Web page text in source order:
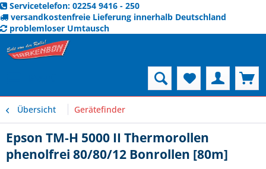
Servicetelefon: 02254 9416 - 250
versandkostenfreie Lieferung innerhalb Deutschland
problemloser Umtausch
Übersicht Gerätefinder
Epson TM-H 5000 II Thermorollen
phenolfrei 80/80/12 Bonrollen [80m]